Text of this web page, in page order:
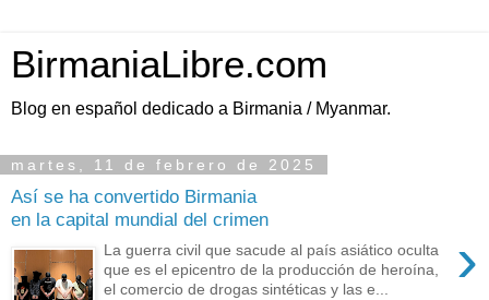
BirmaniaLibre.com
Blog en español dedicado a Birmania / Myanmar.
martes, 11 de febrero de 2025
Así se ha convertido Birmania
en la capital mundial del crimen
›
La guerra civil que sacude al país asiático oculta
que es el epicentro de la producción de heroína,
el comercio de drogas sintéticas y las e...